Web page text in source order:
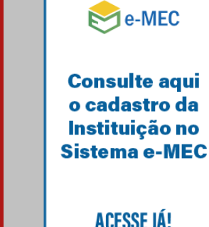
04.08.2026
docentes para debater
inovação e desafios da
educação superior
04.08.2026